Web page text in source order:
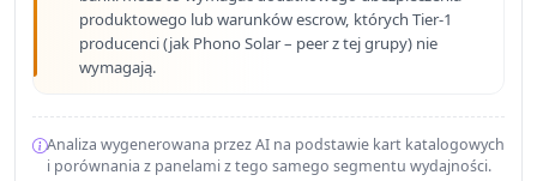
produktowego lub warunków escrow, których Tier-1
producenci (jak Phono Solar – peer z tej grupy) nie
wymagają.
Analiza wygenerowana przez AI na podstawie kart katalogowych
i porównania z panelami z tego samego segmentu wydajności.